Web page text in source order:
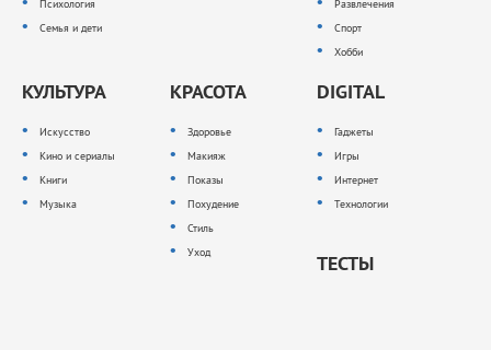
Психология
Семья и дети
Развлечения
Спорт
Хобби
КУЛЬТУРА
Искусство
Кино и сериалы
Книги
Музыка
КРАСОТА
Здоровье
Макияж
Показы
Похудение
Стиль
Уход
DIGITAL
Гаджеты
Игры
Интернет
Технологии
ТЕСТЫ